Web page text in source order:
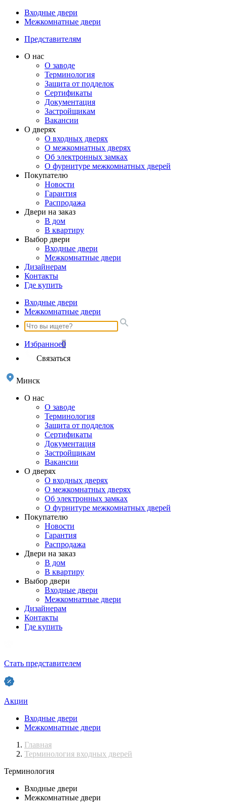
Входные двери
Межкомнатные двери
Представителям
О нас
О заводе
Терминология
Защита от подделок
Сертификаты
Документация
Застройщикам
Вакансии
О дверях
О входных дверях
О межкомнатных дверях
Об электронных замках
О фурнитуре межкомнатных дверей
Покупателю
Новости
Гарантия
Распродажа
Двери на заказ
В дом
В квартиру
Выбор двери
Входные двери
Межкомнатные двери
Дизайнерам
Контакты
Где купить
Входные двери
Межкомнатные двери
Избранное0
Связаться
Минск
О нас
О заводе
Терминология
Защита от подделок
Сертификаты
Документация
Застройщикам
Вакансии
О дверях
О входных дверях
О межкомнатных дверях
Об электронных замках
О фурнитуре межкомнатных дверей
Покупателю
Новости
Гарантия
Распродажа
Двери на заказ
В дом
В квартиру
Выбор двери
Входные двери
Межкомнатные двери
Дизайнерам
Контакты
Где купить
Стать представителем
Акции
Входные двери
Межкомнатные двери
Главная
Терминология входных дверей
Терминология
Входные двери
Межкомнатные двери